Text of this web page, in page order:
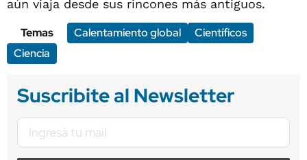
aún viaja desde sus rincones más antiguos.
Temas
Calentamiento global
Científicos
Ciencia
Suscribite al Newsletter